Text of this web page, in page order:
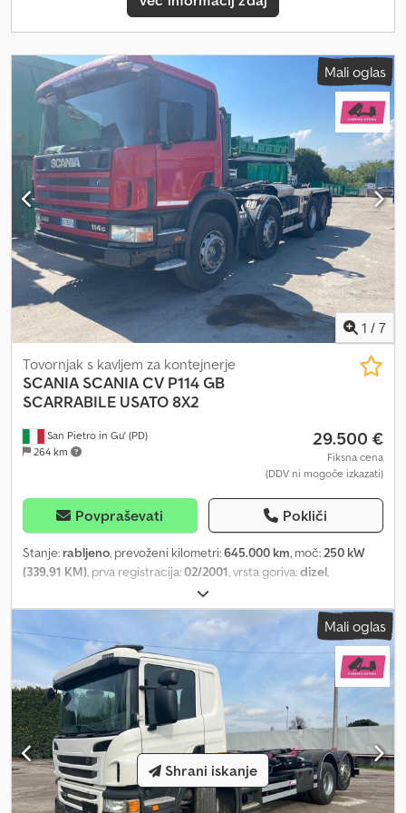
crane and/or trailer Codpfsyuz Nhex Ahaorf - Automatic bell
€37,500 + VAT Subject to errors and/or omissions Displayed prices
are exclusive of VAT. Please contact our sales team for up-to-date
pricing and terms. For more information: Loris: +39 3484773001
URL: #thespecialistsofhooklift AURORA HOOKLIFT operates in the
industrial and commercial vehicle sales sector, with a particular
focus on the waste management segment. Specialists in trucks,
trailers, and hooklift equipment. Stock ready for delivery: over 50
trucks and over 150 bins and containers, with and without cranes.
E.&O.E. Due to the volume of listings and details provided, Aurora
recommends verifying the accuracy of all information with our
sales staff.
Mali oglas
1 / 7
San Pietro in Gu' (PD)
264 km
Tovornjak s kavljem za kontejnerje
SCANIA SCANIA CV P114 GB
SCARRABILE USATO 8X2
29.500 €
Fiksna cena
(DDV ni mogoče izkazati)
Povpraševati Pokliči
Stanje: rabljeno, prevoženi kilometri:645.000 km, moč:250 kW
(339,91 KM), prva registracija:02/2001, vrsta goriva:dizel,
rdeča
emisijski razred:Euro 3, Leto izdelave:2001, REGISTRACIJSKA
ŠTEVILKA: DK736PA NASLOV: RABLJEN SCANIA CV P114 GB,
OPREMLJEN ZA ODSTRANJEVANJE KONTEJNERJEV, S PREDNJIM
LISTNATIM VZMETENJEM IN ZRAČNIM VZMETENJEM NA ZADNJI
OS, 8X2 ŠTEVILKA: 26C48 LETNIK: 02/2001 MOČ: 340 KM DELOVNA
PROSTORNINA: 10640 cm³ EMISIJSKI RAZRED: 3 PREVOŽENI
KILOMETRI: 645000 km MENJALNIK: ročni BLOKADA
DIFEERENCIALA: da ZAVORNI ZAPOREK/INTARDER: ne OSI: 4, 8x2
MEDOSNA RAZDALJA: 4500 mm PRIKLOP: da POREKLO: Italija
KABINA: kratka in nizka ŠTEVILO SEDEŽEV: 2 NOSEČNOST: 19000
kg - TUGALNIK: 32000 kg pri polni obremenitvi - TUGALNIK +
Mali oglas
Shrani iskanje